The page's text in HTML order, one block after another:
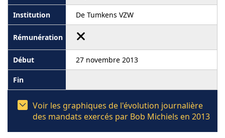
De Tumkens VZW
27 novembre 2013
Voir les graphiques de l'évolution journalière
des mandats exercés par Bob Michiels en 2013